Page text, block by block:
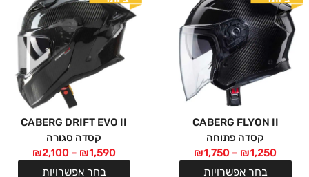
CABERG FLYON II
קסדה פתוחה
₪1,250
–
₪1,750
בחר אפשרויות
CABERG DRIFT EVO II
קסדה סגורה
₪1,590
–
₪2,100
בחר אפשרויות